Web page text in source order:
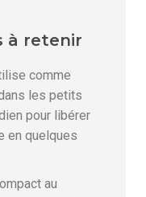
à retenir
comme
les petits
pour libérer
en quelques
au